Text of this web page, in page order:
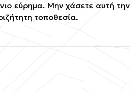
εύρημα. Μην χάσετε αυτή την
τοποθεσία.